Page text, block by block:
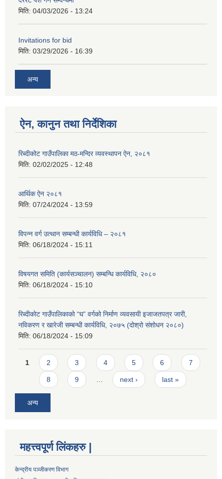
मिति: 04/03/2026 - 13:24
Invitations for bid
मिति: 03/29/2026 - 16:39
अन्य
ऐन, कानुन तथा निर्देशिका
रिब्दीकोट गाउँपालिका मठ-मन्दिर व्यवस्थापन ऐन, २०८१
मिति: 02/02/2025 - 12:48
आर्थिक ऐन २०८१
मिति: 07/24/2024 - 13:59
विपन्न वर्ग उत्थान सम्बन्धी कार्यविधि – २०८१
मिति: 06/18/2024 - 15:11
विषयगत समिति (कार्यसञ्चालन) सम्बन्धि कार्यविधि, २०८०
मिति: 06/18/2024 - 15:10
रिब्दीकोट गाउँपालिकाको “घ” वर्गको निर्माण व्यवसायी इजाजतपत्र जारी,
नविकरण र खारेजी सम्बन्धी कार्यविधि, २०७५ (दोश्रो संशोधन २०८०)
मिति: 06/18/2024 - 15:09
Pages
1 2 3 4 5 6 7
8 9 … next › last »
अन्य
महत्त्वपूर्ण लिंकहरु |
केन्द्रीय पञ्जीकरण विभाग